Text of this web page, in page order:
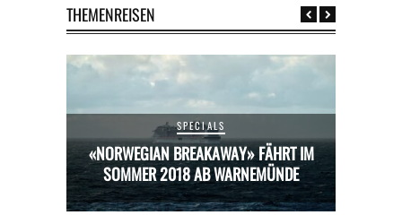
THEMENREISEN
SPECIALS
«NORWEGIAN BREAKAWAY» FÄHRT IM
SOMMER 2018 AB WARNEMÜNDE